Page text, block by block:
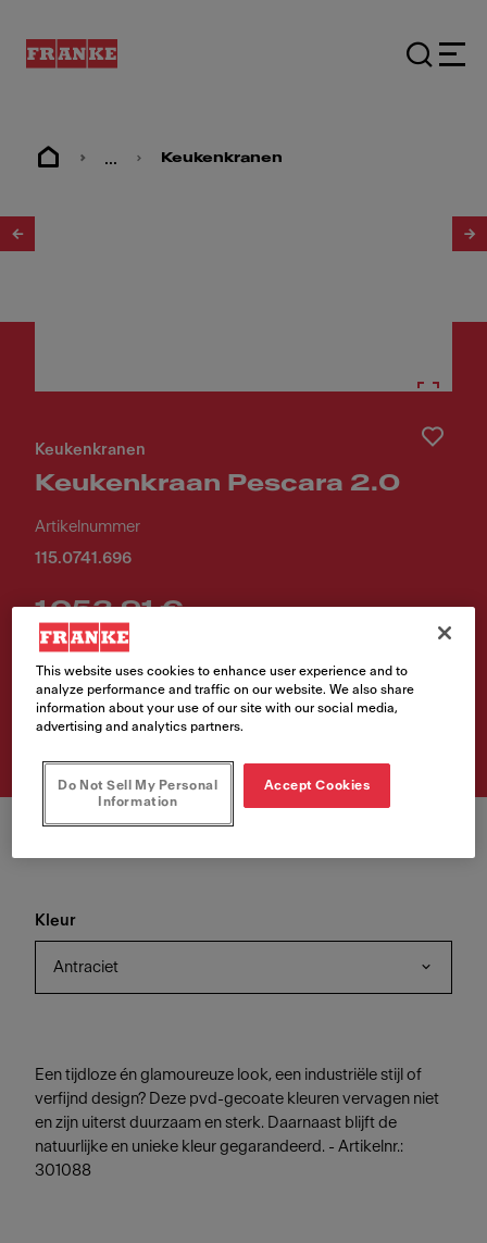
... Keukenkranen
Keukenkranen
Keukenkraan Pescara 2.0
Artikelnummer
115.0741.696
1 053,91 €
Verkoopprijs inclusief BTW.
Waar te koop?
Kleur
Antraciet
Een tijdloze én glamoureuze look, een industriële stijl of
verfijnd design? Deze pvd-gecoate kleuren vervagen niet
en zijn uiterst duurzaam en sterk. Daarnaast blijft de
natuurlijke en unieke kleur gegarandeerd. - Artikelnr.:
301088
This website uses cookies to enhance user experience and to
analyze performance and traffic on our website. We also share
information about your use of our site with our social media,
advertising and analytics partners.
Do Not Sell My Personal
Information
Accept Cookies